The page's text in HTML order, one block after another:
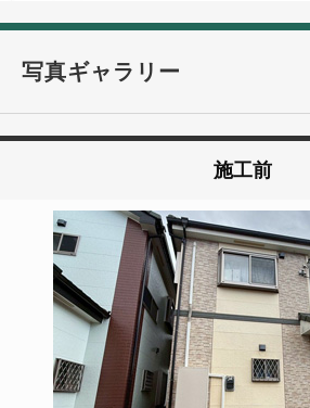
写真ギャラリー
施工前